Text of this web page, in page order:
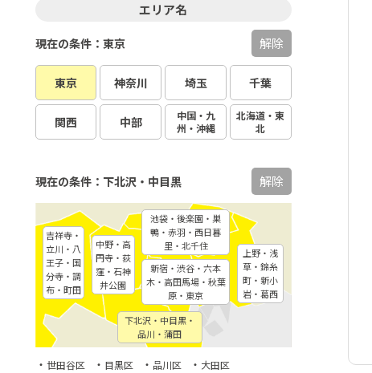
エリア名
東京 神奈川 埼玉 千葉
関西 中部
中国・九
州・沖縄
北海道・東
北
現在の条件：東京 解除
新宿・渋谷・六本
木・高田馬場・秋葉
原・東京
中野・高
円寺・荻
窪・石神
井公園
下北沢・中目黒・
品川・蒲田
池袋・後楽園・巣
鴨・赤羽・西日暮
里・北千住
上野・浅
草・錦糸
町・新小
岩・葛西
吉祥寺・
立川・八
王子・国
分寺・調
布・町田
現在の条件：下北沢・中目黒 解除
・ 世田谷区 ・ 目黒区 ・ 品川区 ・ 大田区